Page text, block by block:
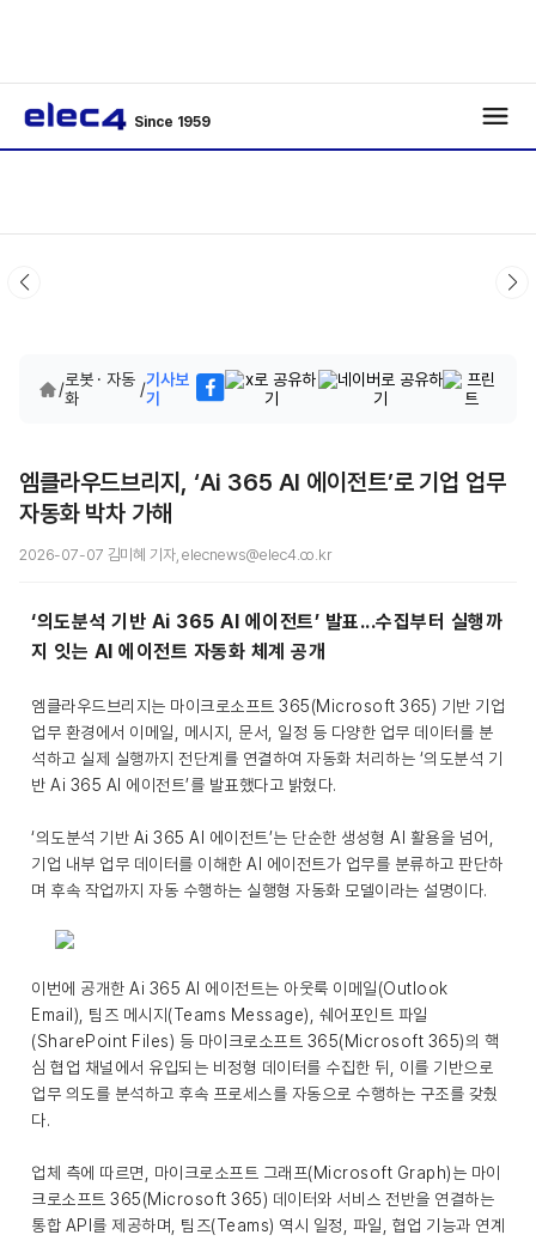
Since 1959
/로봇 · 자동
화
/기사보
기
엠클라우드브리지, ‘Ai 365 AI 에이전트’로 기업 업무
자동화 박차 가해
2026-07-07 김미혜 기자, elecnews@elec4.co.kr
‘의도분석 기반 Ai 365 AI 에이전트’ 발표...수집부터 실행까
지 잇는 AI 에이전트 자동화 체계 공개
엠클라우드브리지는 마이크로소프트 365(Microsoft 365) 기반 기업
업무 환경에서 이메일, 메시지, 문서, 일정 등 다양한 업무 데이터를 분
석하고 실제 실행까지 전단계를 연결하여 자동화 처리하는 ‘의도분석 기
반 Ai 365 AI 에이전트’를 발표했다고 밝혔다.
‘의도분석 기반 Ai 365 AI 에이전트’는 단순한 생성형 AI 활용을 넘어,
기업 내부 업무 데이터를 이해한 AI 에이전트가 업무를 분류하고 판단하
며 후속 작업까지 자동 수행하는 실행형 자동화 모델이라는 설명이다.
이번에 공개한 Ai 365 AI 에이전트는 아웃룩 이메일(Outlook
Email), 팀즈 메시지(Teams Message), 쉐어포인트 파일
(SharePoint Files) 등 마이크로소프트 365(Microsoft 365)의 핵
심 협업 채널에서 유입되는 비정형 데이터를 수집한 뒤, 이를 기반으로
업무 의도를 분석하고 후속 프로세스를 자동으로 수행하는 구조를 갖췄
다.
업체 측에 따르면, 마이크로소프트 그래프(Microsoft Graph)는 마이
크로소프트 365(Microsoft 365) 데이터와 서비스 전반을 연결하는
통합 API를 제공하며, 팀즈(Teams) 역시 일정, 파일, 협업 기능과 연계